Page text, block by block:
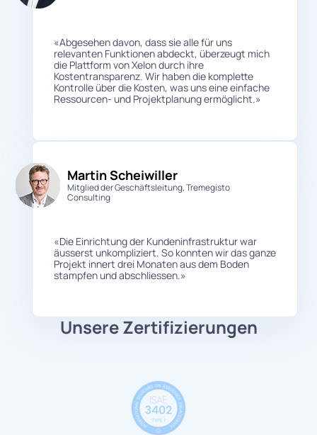
«Abgesehen davon, dass sie alle für uns
relevanten Funktionen abdeckt, überzeugt mich
die Plattform von Xelon durch ihre
Kostentransparenz. Wir haben die komplette
Kontrolle über die Kosten, was uns eine einfache
Ressourcen- und Projektplanung ermöglicht.»
Martin Scheiwiller
Mitglied der Geschäftsleitung, Tremegisto
Consulting
«Die Einrichtung der Kundeninfrastruktur war
äusserst unkompliziert. So konnten wir das ganze
Projekt innert drei Monaten aus dem Boden
stampfen und abschliessen.»
Unsere Zertifizierungen